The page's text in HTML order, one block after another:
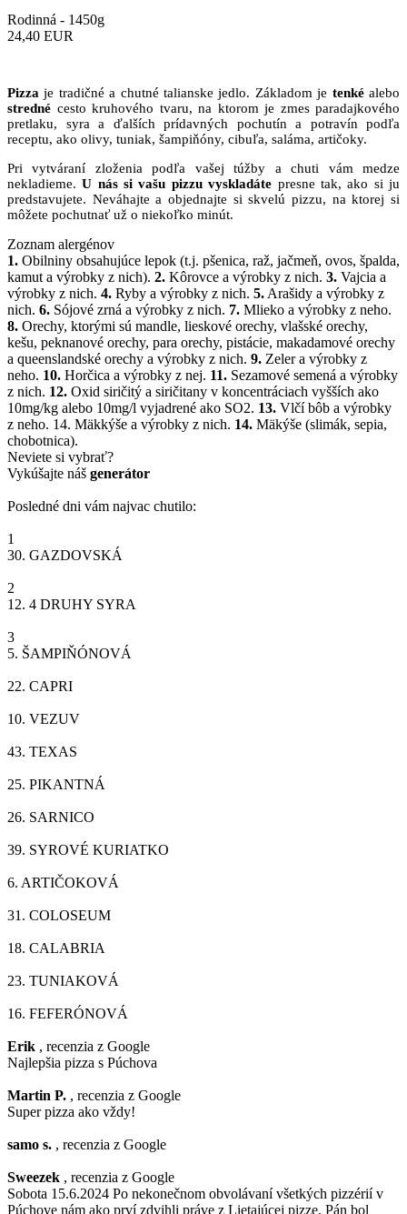
Rodinná - 1450g
24,40 EUR
Pizza je tradičné a chutné talianske jedlo. Základom je tenkéalebo
stredné cesto kruhového tvaru, na ktorom je zmes paradajkového
pretlaku, syra a ďalších prídavných pochutín a potravín podľa
receptu, ako olivy, tuniak, šampiňóny, cibuľa, saláma, artičoky.
Pri vytváraní zloženia podľa vašej túžby a chuti vám medze
nekladieme.U nás si vašu pizzu vyskladáte presne tak, ako si ju
predstavujete. Neváhajte a objednajte si skvelú pizzu, na ktorej si
môžete pochutnať už o niekoľko minút.
Zoznam alergénov
1. Obilniny obsahujúce lepok (t.j. pšenica, raž, jačmeň, ovos, špalda,
kamut a výrobky z nich). 2. Kôrovce a výrobky z nich. 3. Vajcia a
výrobky z nich. 4. Ryby a výrobky z nich. 5.Arašidy a výrobky z
nich. 6. Sójové zrná a výrobky z nich. 7. Mlieko a výrobky z neho.
8. Orechy, ktorými sú mandle, lieskové orechy, vlašské orechy,
kešu, peknanové orechy, para orechy, pistácie, makadamové orechy
a queenslandské orechy a výrobky z nich. 9. Zeler a výrobky z
neho. 10. Horčica a výrobky z nej. 11. Sezamové semená a výrobky
z nich. 12. Oxid siričitý a siričitany v koncentráciach vyšších ako
10mg/kg alebo 10mg/l vyjadrené ako SO2. 13. Vlčí bôb a výrobky
z neho. 14. Mäkkýše a výrobky z nich. 14. Mäkýše (slimák, sepia,
chobotnica).
Neviete si vybrať?
Vykúšajte náš generátor
Posledné dni vám najvac chutilo:
1
30. GAZDOVSKÁ
2
12. 4 DRUHY SYRA
3
5. ŠAMPIŇÓNOVÁ
22. CAPRI
10. VEZUV
43. TEXAS
25. PIKANTNÁ
26. SARNICO
39. SYROVÉ KURIATKO
6. ARTIČOKOVÁ
31. COLOSEUM
18. CALABRIA
23. TUNIAKOVÁ
16. FEFERÓNOVÁ
Erik , recenzia z Google
Najlepšia pizza s Púchova
Martin P. , recenzia z Google
Super pizza ako vždy!
samo s. , recenzia z Google
Sweezek , recenzia z Google
Sobota 15.6.2024 Po nekonečnom obvolávaní všetkých pizzérií v
Púchove nám ako prví zdvihli práve z Lietajúcej pizze. Pán bol